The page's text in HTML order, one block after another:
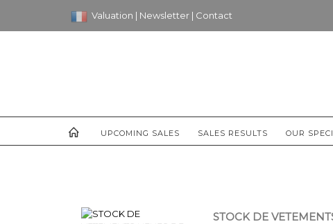
Valuation | Newsletter | Contact
UPCOMING SALES SALES RESULTS OUR
STOCK DE